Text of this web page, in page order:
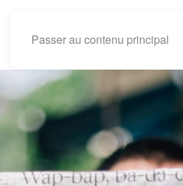
Passer au contenu principal